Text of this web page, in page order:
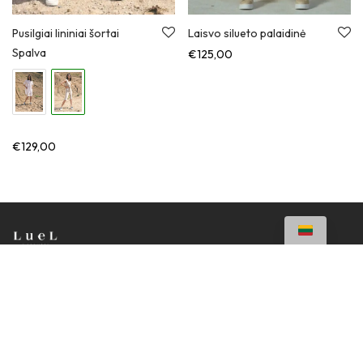
Pusilgiai lininiai šortai
Spalva
€129,00
Laisvo silueto palaidinė
€125,00